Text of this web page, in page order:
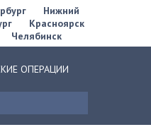
Нижний
Красноярск
Челябинск
ОПЕРАЦИИ